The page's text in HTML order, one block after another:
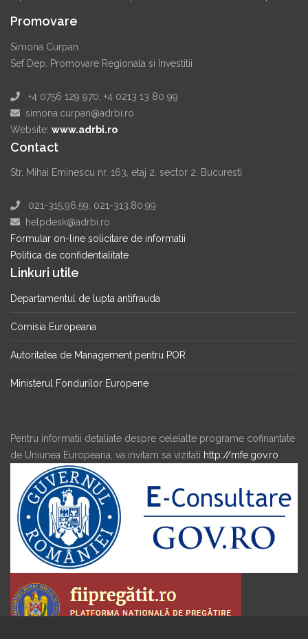
Promovare
Simona Curpan
Sef Dep. Promovare Regionala si Investitii
+4 0756 129 970, +4 0213 13 80 99
simona.curpan@adrbi.ro
Website: www.adrbi.ro
Contact
Str. Mihai Eminescu nr. 163, etaj 2, sector 2, Bucuresti
021-315.96.59, 021-313.80.99
helpdesk@adrbi.ro
Formular on-line solicitare de informatii
Politica de confidentialitate
Linkuri utile
Departamentul de lupta antifrauda
Comisia Europeana
Autoritatea de Management pentru POR
Ministerul Fondurilor Europene
Pentru informatii detaliate despre celelalte programe cofinantate
de Uniunea Europeana, va invitam sa vizitati http://mfe.gov.ro